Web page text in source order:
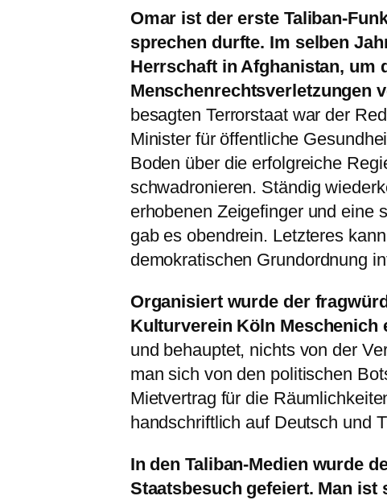
Omar ist der erste Taliban-
sprechen durfte. Im selben
Herrschaft in Afghanistan, um
Menschenrechtsverletzungen
besagten Terrorstaat war der
Minister für öffentliche
Boden über die erfolgreiche
schwadronieren. Ständig
erhobenen Zeigefinger und eine
gab es obendrein. Letzteres
demokratischen Grundordnung
Organisiert wurde der
Kulturverein Köln Meschenich
und behauptet, nichts von der
man sich von den politischen
Mietvertrag für die
handschriftlich auf Deutsch und
In den Taliban-Medien wurde
Staatsbesuch gefeiert. Man